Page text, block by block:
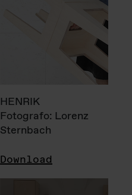
HENRIK
Fotografo: Lorenz
Sternbach
Download